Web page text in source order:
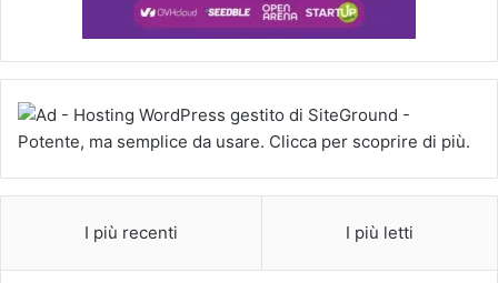
I più recenti I più letti